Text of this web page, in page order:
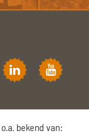
bekend van: